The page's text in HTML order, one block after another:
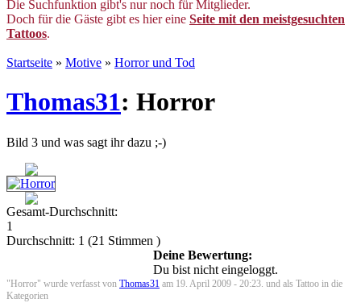
Die Suchfunktion gibt's nur noch für Mitglieder.
Doch für die Gäste gibt es hier eine Seite mit den meistgesuchten
Tattoos.
Startseite » Motive » Horror und Tod
Thomas31: Horror
Bild 3 und was sagt ihr dazu ;-)
Gesamt-Durchschnitt:
1
Durchschnitt: 1 (21 Stimmen )
Deine Bewertung:
Du bist nicht eingeloggt.
"Horror" wurde verfasst von Thomas31 am 19. April 2009 - 20:23. und als Tattoo in die
Kategorien